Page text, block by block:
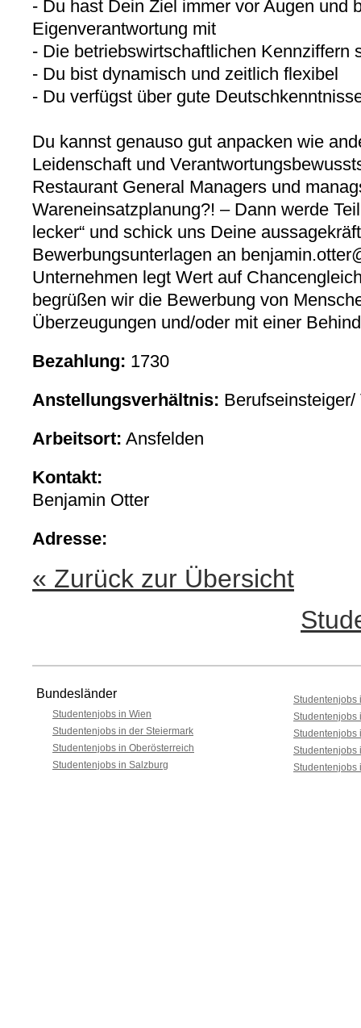
- Du hast Dein Ziel immer vor Augen und
Eigenverantwortung mit
- Die betriebswirtschaftlichen Kennziffern
- Du bist dynamisch und zeitlich flexibel
- Du verfügst über gute
Du kannst genauso gut anpacken wie
Leidenschaft und
Restaurant General Managers und
Wareneinsatzplanung?! – Dann werde
lecker“ und schick uns Deine
Bewerbungsunterlagen an
Unternehmen legt Wert auf
begrüßen wir die Bewerbung von
Überzeugungen und/oder mit einer
Bezahlung: 1730
Anstellungsverhältnis: Berufseinsteiger/
Arbeitsort: Ansfelden
Kontakt:
Benjamin Otter
Adresse:
« Zurück zur Übersicht
Bundesländer
Studentenjobs in Wien
Studentenjobs in der Steiermark
Studentenjobs in Oberösterreich
Studentenjobs in Salzburg
Studentenjobs
Studentenjobs
Studentenjobs
Studentenjobs
Studentenjobs